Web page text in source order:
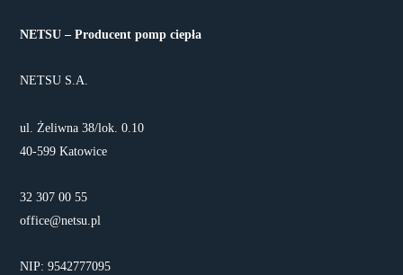
NETSU – Producent pomp ciepła
NETSU S.A.
ul. Żeliwna 38/lok. 0.10
40-599 Katowice
32 307 00 55
office@netsu.pl
NIP: 9542777095